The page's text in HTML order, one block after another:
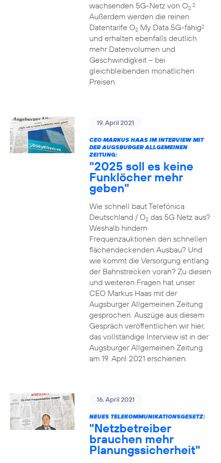
wachsenden 5G-Netz von O2.2
Außerdem werden die reinen
Datentarife O2My Data 5G-fähig2
und erhalten ebenfalls deutlich
mehr Datenvolumen und
Geschwindigkeit – bei
gleichbleibenden monatlichen
Preisen.
19. April 2021
CEO MARKUS HAAS IM INTERVIEW MIT
DER AUGSBURGER ALLGEMEINEN
ZEITUNG:
"2025 soll es keine
Funklöcher mehr
geben"
Wie schnell baut Telefónica
Deutschland / O2das 5G Netz aus?
Weshalb hindern
Frequenzauktionen den schnellen
flächendeckenden Ausbau? Und
wie kommt die Versorgung entlang
der Bahnstrecken voran? Zu diesen
und weiteren Fragen hat unser
CEO Markus Haas mit der
Augsburger Allgemeinen Zeitung
gesprochen. Auszüge aus diesem
Gespräch veröffentlichen wir hier,
das vollständige Interview ist in der
Augsburger Allgemeinen Zeitung
am 19. April 2021 erschienen.
16. April 2021
NEUES TELEKOMMUNIKATIONSGESETZ:
"Netzbetreiber
brauchen mehr
Planungssicherheit"